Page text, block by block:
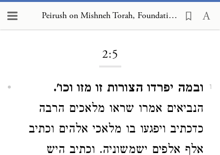
Peirush on Mishneh Torah, Foundations of the Torah 2:5
2:5
1
ובמה יפרדו הצורות זו מזו וכו'.
הנביאים אמרו שראו מלאכים הרבה
כדכתיב ויפגעו בו מלאכי אלהים וכתיב
אלף אלפים ישמשוניה. וכתיב היש